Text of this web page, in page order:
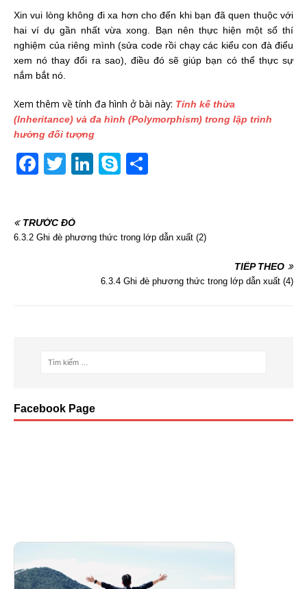
Xin vui lòng không đi xa hơn cho đến khi bạn đã quen thuộc với
hai ví dụ gần nhất vừa xong. Bạn nên thực hiện một số thí
nghiệm của riêng mình (sửa code rồi chạy các kiểu con đà điểu
xem nó thay đổi ra sao), điều đó sẽ giúp bạn có thể thực sự
nắm bắt nó.
Xem thêm về tính đa hình ở bài này: Tính kế thừa
(Inheritance) và đa hình (Polymorphism) trong lập trình
hướng đối tượng
F
e
T
er
Li
e
n
S
p e
TRƯỚC ĐÓ
6.3.2 Ghi đè phương thức trong lớp dẫn xuất (2)
TIẾP THEO
6.3.4 Ghi đè phương thức trong lớp dẫn xuất (4)
Facebook Page